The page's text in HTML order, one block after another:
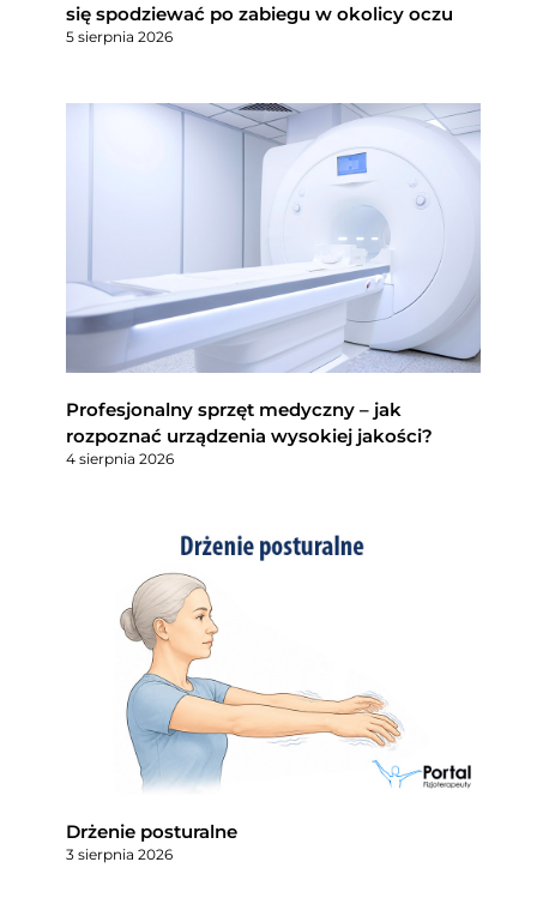
się spodziewać po zabiegu w okolicy oczu
5 sierpnia 2026
Profesjonalny sprzęt medyczny – jak
rozpoznać urządzenia wysokiej jakości?
4 sierpnia 2026
Drżenie posturalne
3 sierpnia 2026